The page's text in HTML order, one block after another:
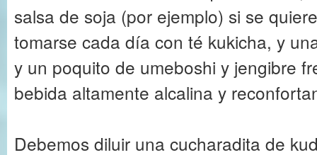
salsa de soja (por ejemplo) si se
tomarse cada día con té kukicha, y
y un poquito de umeboshi y jengibre
bebida altamente alcalina y
Debemos diluir una cucharadita de